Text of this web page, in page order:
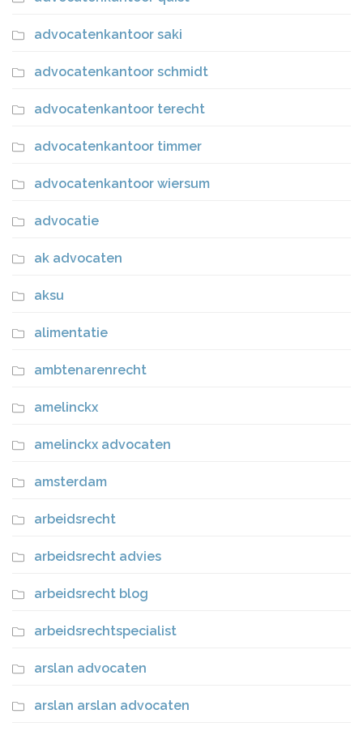
advocatenkantoor saki
advocatenkantoor schmidt
advocatenkantoor terecht
advocatenkantoor timmer
advocatenkantoor wiersum
advocatie
ak advocaten
aksu
alimentatie
ambtenarenrecht
amelinckx
amelinckx advocaten
amsterdam
arbeidsrecht
arbeidsrecht advies
arbeidsrecht blog
arbeidsrechtspecialist
arslan advocaten
arslan arslan advocaten